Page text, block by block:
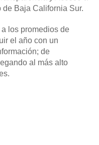
de Baja California Sur.
los promedios de
el año con un
de
al más alto